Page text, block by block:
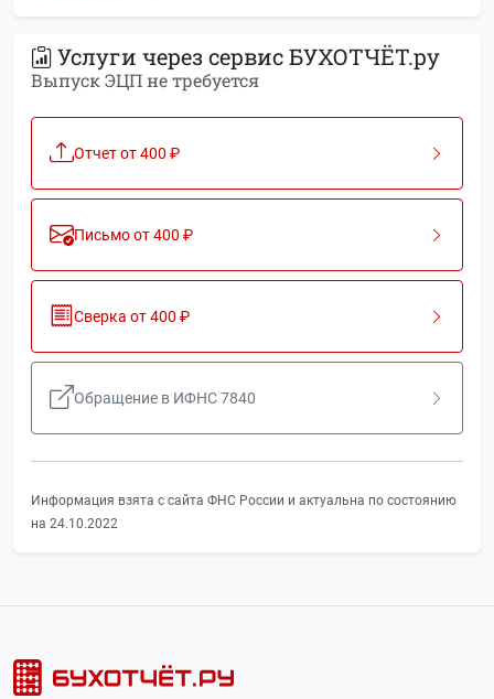
Услуги через сервис БУХОТЧЁТ.ру
Выпуск ЭЦП не требуется
Отчет от 400 ₽
Письмо от 400 ₽
Сверка от 400 ₽
Обращение в ИФНС 7840
Информация взята с сайта ФНС России и актуальна по состоянию
на 24.10.2022